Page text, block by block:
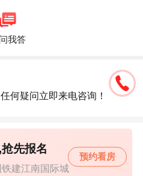
我答
何疑问立即来电咨询！
建江南国际城
先报名
预约看房